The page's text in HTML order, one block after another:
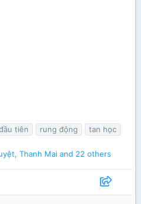
tiên rung động tan học
, Thanh Mai and 22 others